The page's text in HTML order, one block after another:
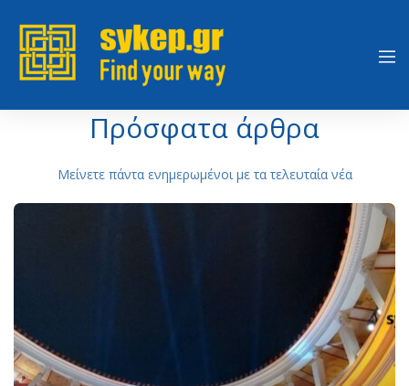
Πρόσφατα άρθρα
Μείνετε πάντα ενημερωμένοι με τα τελευταία νέα